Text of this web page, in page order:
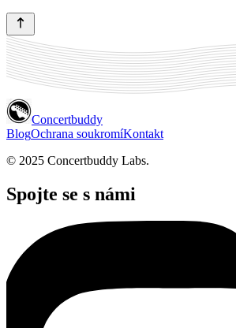
Concertbuddy
BlogOchrana soukromíKontakt
© 2025 Concertbuddy Labs.
Spojte se s námi